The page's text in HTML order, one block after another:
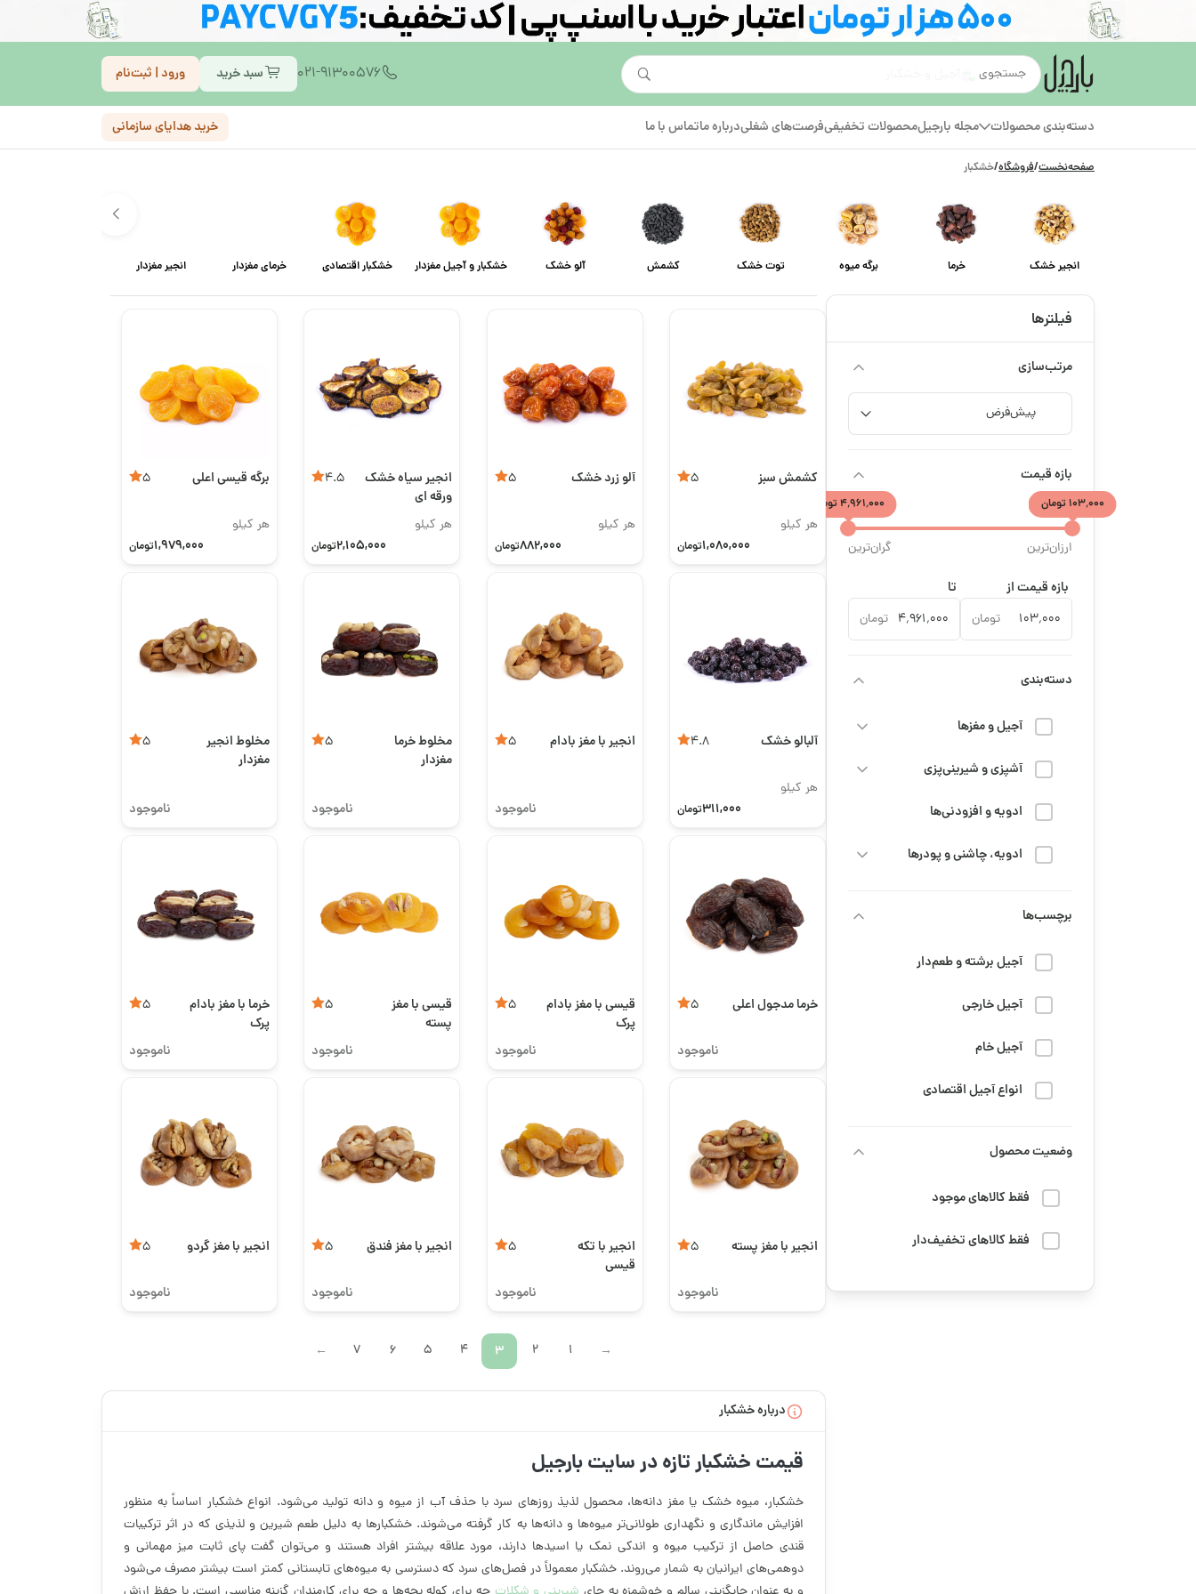
021-91300576 سبد خرید ورود | ثبت‌نام
دسته‌بندی محصولات مجله بارجیلمحصولات تخفیفیفرصت‌های شغلیدرباره ماتماس با ما خرید هدایای سازمانی
صفحه‌نخست/فروشگاه/خشکبار
انجیر خشک خرما برگه میوه توت خشک کشمش آلو خشک خشکبار و آجیل مغزدار خشکبار اقتصادی خرمای مغزدار انجیر مغزدار
فیلترها
مرتب‌سازی
بازه قیمت
۱۰۳٬۰۰۰ تومان ۴٬۹۶۱٬۰۰۰ تومان
ارزان‌ترین گران‌ترین
بازه قیمت از
تومان
تا
تومان
دسته‌بندی
آجیل و مغزها
آشپزی و شیرینی‌پزی
ادویه و افزودنی‌ها
ادویه، چاشنی و پودرها
مزه و تنقلات
مهمانی، پذیرایی و مناسبتی
میوه خشک
برچسب‌ها
آجیل برشته و طعم‌دار
آجیل خارجی
آجیل خام
انواع آجیل اقتصادی
وضعیت محصول
فقط کالاهای موجود
فقط کالاهای تخفیف‌دار
کشمش سبز 5
هر کیلو
1,080,000تومان
آلو زرد خشک 5
هر کیلو
882,000تومان
انجیر سیاه خشک
ورقه ای
4.5
هر کیلو
2,105,000تومان
برگه قیسی اعلی 5
هر کیلو
1,979,000تومان
آلبالو خشک 4.8
هر کیلو
311,000تومان
انجیر با مغز بادام 5
ناموجود
مخلوط خرما
مغزدار
5
ناموجود
مخلوط انجیر
مغزدار
5
ناموجود
خرما مدجول اعلی 5
ناموجود
قیسی با مغز بادام
پرک
5
ناموجود
قیسی با مغز
پسته
5
ناموجود
خرما با مغز بادام
پرک
5
ناموجود
انجیر با مغز پسته 5
ناموجود
انجیر با تکه
قیسی
5
ناموجود
انجیر با مغز فندق 5
ناموجود
انجیر با مغز گردو 5
ناموجود
←
1
2
3
4
5
6
7
→
درباره خشکبار
قیمت خشکبار تازه در سایت بارجیل
خشکبار، میوه خشک یا مغز دانه‌ها، محصول لذیذ روزهای سرد با حذف آب از میوه و دانه تولید می‌شود. انواع خشکبار اساساً به منظور
افزایش ماندگاری و نگهداری طولانی‌تر میوه‌ها و دانه‌ها به کار گرفته می‌شوند. خشکبارها به دلیل طعم شیرین و لذیذی که در اثر ترکیبات
قندی حاصل از ترکیب میوه و اندکی نمک یا اسیدها دارند، مورد علاقه بیشتر افراد هستند و می‌توان گفت پای ثابت میز مهمانی و
دوهمی‌های ایرانیان به شمار می‌روند. خشکبار معمولاً در فصل‌های سرد که دسترسی به میوه‌های تابستانی کمتر است بیشتر مصرف می‌شود